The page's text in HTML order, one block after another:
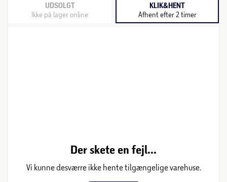
UDSOLGT
Ikke på lager online
KLIK&HENT
Afhent efter 2 timer
Der skete en fejl...
Vi kunne desværre ikke hente tilgængelige varehuse.